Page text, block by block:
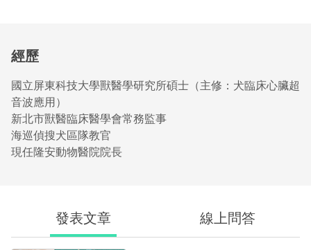
經歷
國立屏東科技大學獸醫學研究所碩士（主修：犬臨床心臟超
音波應用）
新北市獸醫臨床醫學會常務監事
海巡偵搜犬區隊教官
現任隆安動物醫院院長
發表文章 線上問答